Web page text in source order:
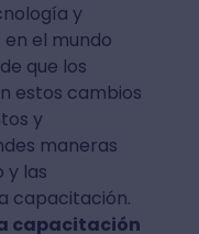
y
el mundo
que los
estos cambios
y
maneras
y las
capacitación.
capacitación